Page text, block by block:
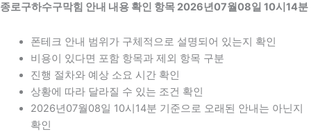
종로구하수구막힘 안내 내용 확인 항목 2026년07월08일 10시14분
폰테크 안내 범위가 구체적으로 설명되어 있는지 확인
비용이 있다면 포함 항목과 제외 항목 구분
진행 절차와 예상 소요 시간 확인
상황에 따라 달라질 수 있는 조건 확인
2026년07월08일 10시14분 기준으로 오래된 안내는 아닌지
확인